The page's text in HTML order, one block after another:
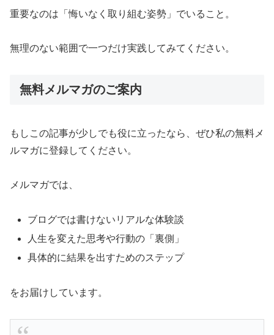
重要なのは「悔いなく取り組む姿勢」でいること。
無理のない範囲で一つだけ実践してみてください。
無料メルマガのご案内
もしこの記事が少しでも役に立ったなら、ぜひ私の無料メ
ルマガに登録してください。
メルマガでは、
ブログでは書けないリアルな体験談
人生を変えた思考や行動の「裏側」
具体的に結果を出すためのステップ
をお届けしています。